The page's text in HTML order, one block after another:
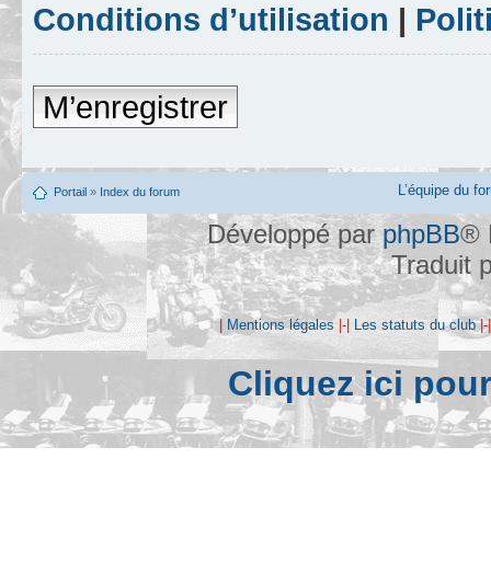
Conditions d’utilisation |
M’enregistrer
Portail » Index du forum L’équipe du
Développé parphpBB®
Traduit
| Mentions légales |-| Les statuts du club
Cliquez ici